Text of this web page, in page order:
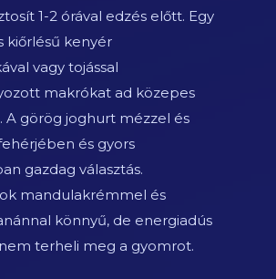
1-2 órával edzés előtt. Egy
kiőrlésű kenyér
vagy tojással
makrókat ad közepes
A görög joghurt mézzel és
és gyors
gazdag választás.
mandulakrémmel és
könnyű, de energiadús
terheli meg a gyomrot.